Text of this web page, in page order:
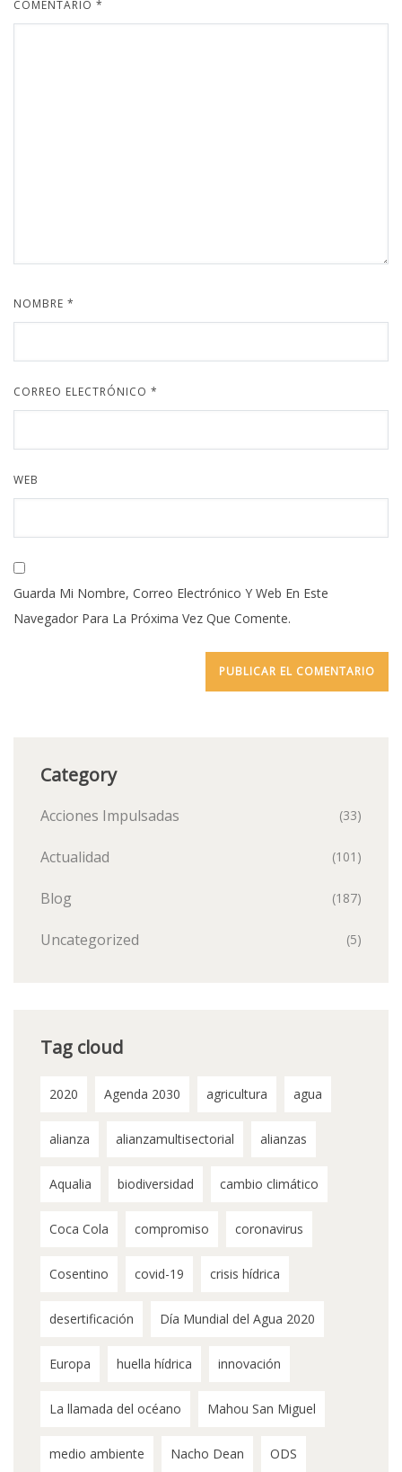
COMENTARIO *
NOMBRE *
CORREO ELECTRÓNICO *
WEB
Guarda Mi Nombre, Correo Electrónico Y Web En Este
Navegador Para La Próxima Vez Que Comente.
Category
Acciones Impulsadas (33)
Actualidad (101)
Blog (187)
Uncategorized (5)
Tag cloud
2020 Agenda 2030 agricultura agua
alianza alianzamultisectorial alianzas
Aqualia biodiversidad cambio climático
Coca Cola compromiso coronavirus
Cosentino covid-19 crisis hídrica
desertificación Día Mundial del Agua 2020
Europa huella hídrica innovación
La llamada del océano Mahou San Miguel
medio ambiente Nacho Dean ODS